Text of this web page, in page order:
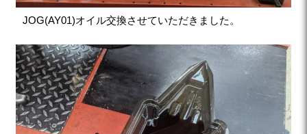
JOG(AY01)オイル交換させていただきました。